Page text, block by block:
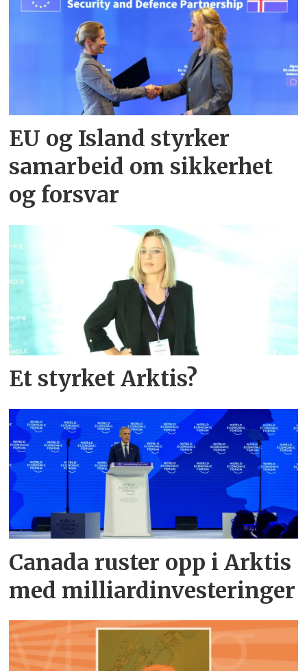
EU og Island styrker
samarbeid om sikkerhet
og forsvar
Et styrket Arktis?
Canada ruster opp i Arktis
med milliardinvesteringer